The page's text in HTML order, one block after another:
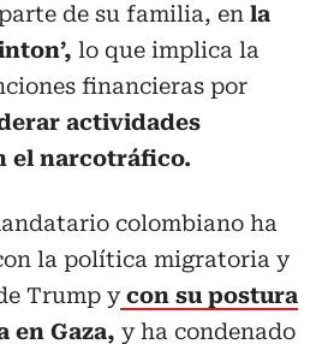
de su familia, en la
lo que implica la
financieras por
actividades
el narcotráfico.
colombiano ha
la política migratoria y
Trump ycon su postura
en Gaza, y ha condenado